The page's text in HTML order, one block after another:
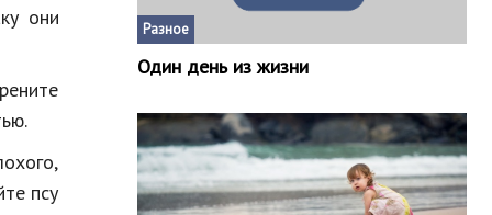
они
псу
Разное
Один день из жизни